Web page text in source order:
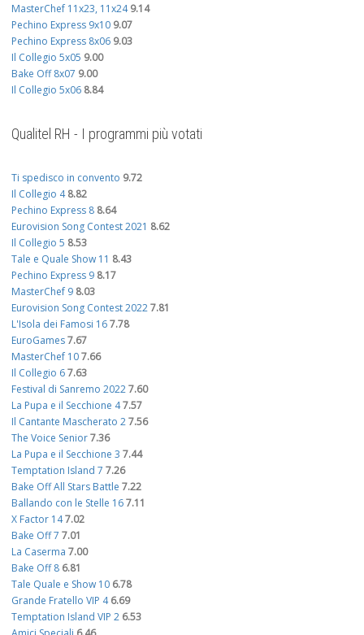
MasterChef 11x23, 11x24 9.14
Pechino Express 9x10 9.07
Pechino Express 8x06 9.03
Il Collegio 5x05 9.00
Bake Off 8x07 9.00
Il Collegio 5x06 8.84
Qualitel RH - I programmi più votati
Ti spedisco in convento 9.72
Il Collegio 4 8.82
Pechino Express 8 8.64
Eurovision Song Contest 2021 8.62
Il Collegio 5 8.53
Tale e Quale Show 11 8.43
Pechino Express 9 8.17
MasterChef 9 8.03
Eurovision Song Contest 20227.81
L'Isola dei Famosi 167.78
EuroGames7.67
MasterChef 107.66
Il Collegio 67.63
Festival di Sanremo 20227.60
La Pupa e il Secchione 47.57
Il Cantante Mascherato 27.56
The Voice Senior7.36
La Pupa e il Secchione 3 7.44
Temptation Island 7 7.26
Bake Off All Stars Battle 7.22
Ballando con le Stelle 167.11
X Factor 147.02
Bake Off 7 7.01
La Caserma 7.00
Bake Off 8 6.81
Tale Quale e Show 10 6.78
Grande Fratello VIP 4 6.69
Temptation Island VIP 2 6.53